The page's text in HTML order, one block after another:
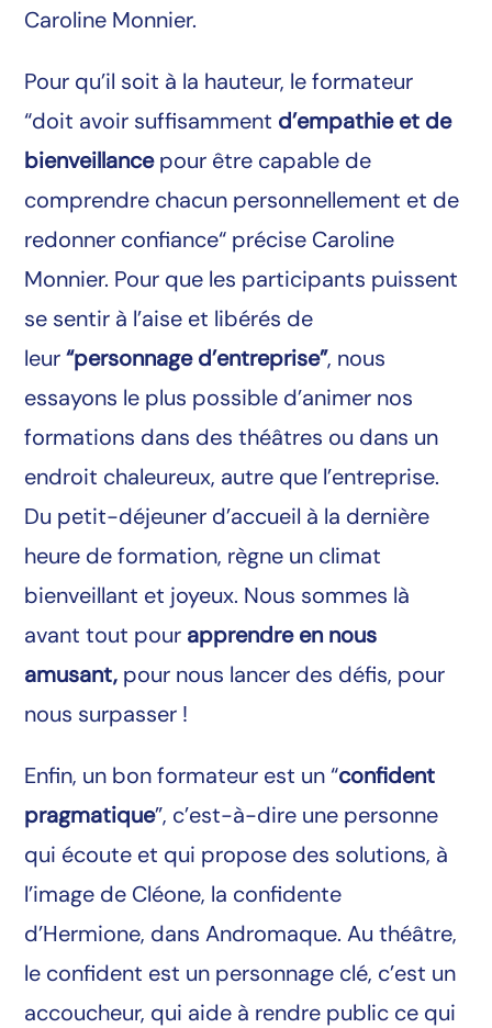
Caroline Monnier.
Pour qu’il soit à la hauteur, le formateur
“doit avoir suffisamment d’empathie et de
bienveillance pour être capable de
comprendre chacun personnellement et de
redonner confiance“ précise Caroline
Monnier. Pour que les participants puissent
se sentir à l’aise et libérés de
leur “personnage d’entreprise”, nous
essayons le plus possible d’animer nos
formations dans des théâtres ou dans un
endroit chaleureux, autre que l’entreprise.
Du petit-déjeuner d’accueil à la dernière
heure de formation, règne un climat
bienveillant et joyeux. Nous sommes là
avant tout pour apprendre en nous
amusant, pour nous lancer des défis, pour
nous surpasser !
Enfin, un bon formateur est un “confident
pragmatique”, c’est-à-dire une personne
qui écoute et qui propose des solutions, à
l’image de Cléone, la confidente
d’Hermione, dans Andromaque. Au théâtre,
le confident est un personnage clé, c’est un
accoucheur, qui aide à rendre public ce qui